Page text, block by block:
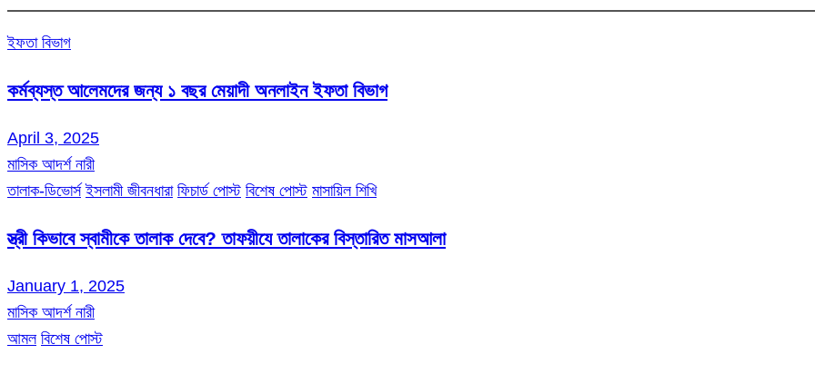
ইফতা বিভাগ
কর্মব্যস্ত আলেমদের জন্য ১ বছর মেয়াদী অনলাইন ইফতা বিভাগ
April 3, 2025
মাসিক আদর্শ নারী
তালাক-ডিভোর্স ইসলামী জীবনধারা ফিচার্ড পোস্ট বিশেষ পোস্ট মাসায়িল শিখি
স্ত্রী কিভাবে স্বামীকে তালাক দেবে? তাফয়ীযে তালাকের বিস্তারিত মাসআলা
January 1, 2025
মাসিক আদর্শ নারী
আমল বিশেষ পোস্ট